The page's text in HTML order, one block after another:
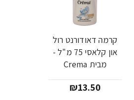
קרמה דאודורנט רול
און קלאסי 75 מ"ל -
מבית Crema
₪13.50